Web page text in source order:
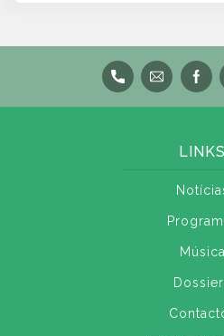
LINKS
Música